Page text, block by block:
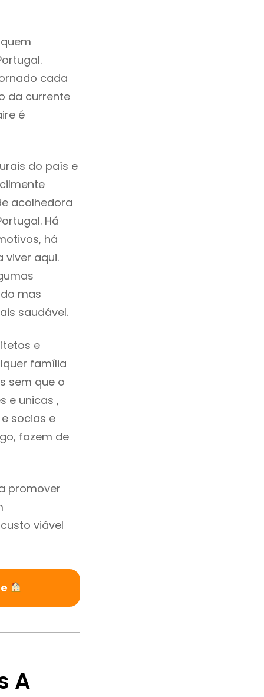
cada
da currente
é
do país e
acolhedora
Há
há
aqui.
mas
saudável.
e
família
sem que o
e unicas ,
socias e
fazem de
promover
viável
A